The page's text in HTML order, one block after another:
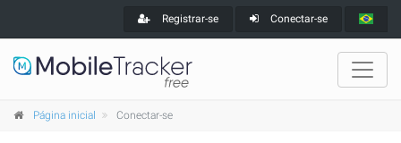
Registrar-se Conectar-se
Página inicial Conectar-se